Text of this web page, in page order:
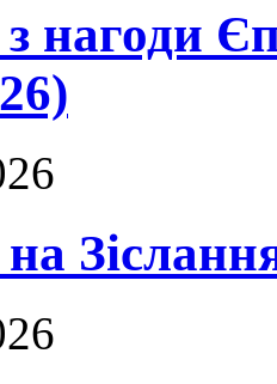
нагоди